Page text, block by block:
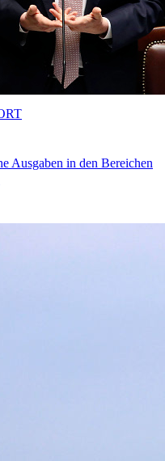
Ausgaben in den Bereichen